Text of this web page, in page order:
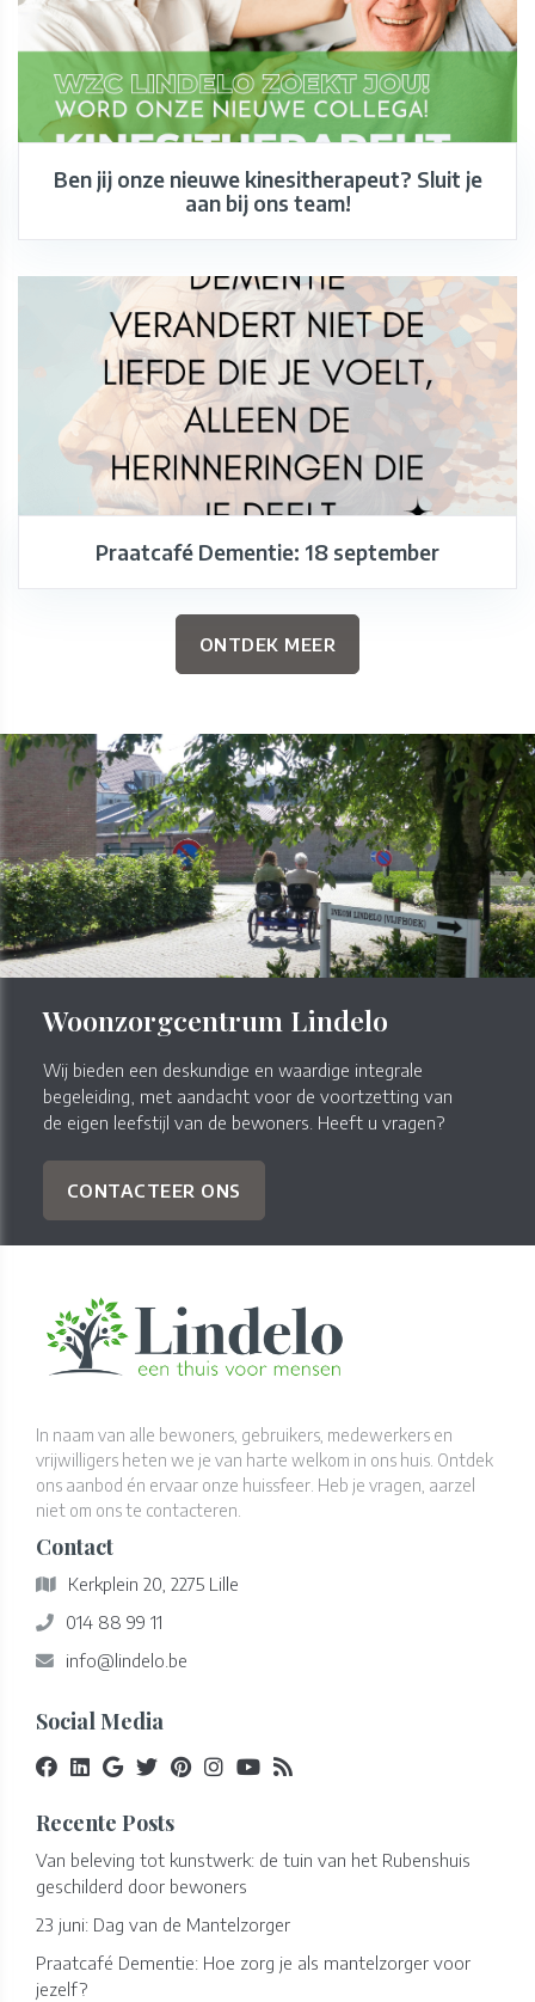
Ben jij onze nieuwe kinesitherapeut? Sluit je
aan bij ons team!
Praatcafé Dementie: 18 september
ONTDEK MEER
Woonzorgcentrum Lindelo
Wij bieden een deskundige en waardige integrale
begeleiding, met aandacht voor de voortzetting van
de eigen leefstijl van de bewoners. Heeft u vragen?
CONTACTEER ONS
In naam van alle bewoners, gebruikers, medewerkers en
vrijwilligers heten we je van harte welkom in ons huis. Ontdek
ons aanbod én ervaar onze huissfeer. Heb je vragen, aarzel
niet om ons te contacteren.
Contact
Kerkplein 20, 2275 Lille
014 88 99 11
info@lindelo.be
Social Media
Recente Posts
Van beleving tot kunstwerk: de tuin van het Rubenshuis
geschilderd door bewoners
23 juni: Dag van de Mantelzorger
Praatcafé Dementie: Hoe zorg je als mantelzorger voor
jezelf?